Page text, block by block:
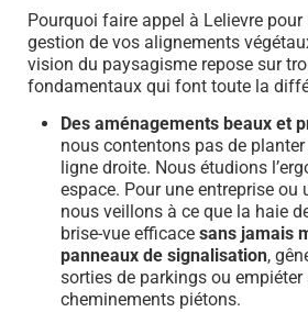
Pourquoi faire appel à Lelievre
gestion de vos alignements
vision du paysagisme repose sur
fondamentaux qui font toute la
Des aménagements beaux et
nous contentons pas de
ligne droite. Nous étudions
espace. Pour une entreprise ou
nous veillons à ce que la haie
brise-vue efficace sans jamais
panneaux de signalisation,
sorties de parkings ou empiéter
cheminements piétons.